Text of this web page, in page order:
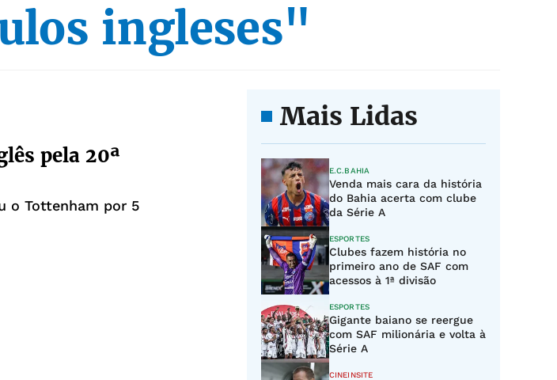
ingleses"
pela 20ª
o Tottenham por 5
Mais Lidas
E.C.BAHIA
Venda mais cara da história
do Bahia acerta com clube
da Série A
ESPORTES
Clubes fazem história no
primeiro ano de SAF com
acessos à 1ª divisão
ESPORTES
Gigante baiano se reergue
com SAF milionária e volta à
Série A
CINEINSITE